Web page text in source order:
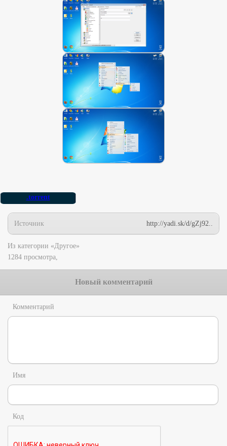
.torrent
Источник http://yadi.sk/d/gZj92..
Из категории «Другое»
1284 просмотра,
Новый комментарий
Комментарий
Имя
Код